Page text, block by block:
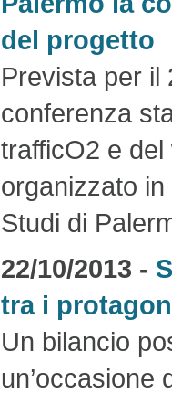
del progetto
Prevista per il
conferenza
trafficO2 e del
organizzato
Studi di
22/10/2013 -
tra i
Un bilancio
un’occasione